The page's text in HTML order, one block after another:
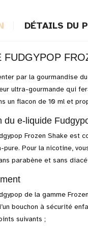
DÉTAILS DU
FUDGYPOP
par la gourmandise
ultra-gourmande qui
un flacon de 10 ml et
du e-liquide
Frozen Shake est
pure. Pour la nicotine,
parabène et sans
de la gamme
bouchon à sécurité
suivants ;